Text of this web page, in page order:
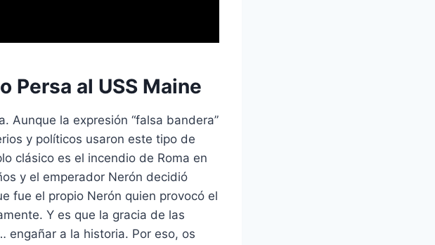
Persa al USS Maine
Aunque la expresión “falsa bandera”
y políticos usaron este tipo de
clásico es el incendio de Roma en
y el emperador Nerón decidió
fue el propio Nerón quien provocó el
Y es que la gracia de las
engañar a la historia. Por eso, os